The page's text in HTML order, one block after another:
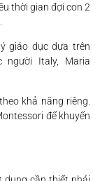
thời gian đợi con 2
giáo dục dựa trên
Italy, Maria
khả năng riêng.
để khuyến